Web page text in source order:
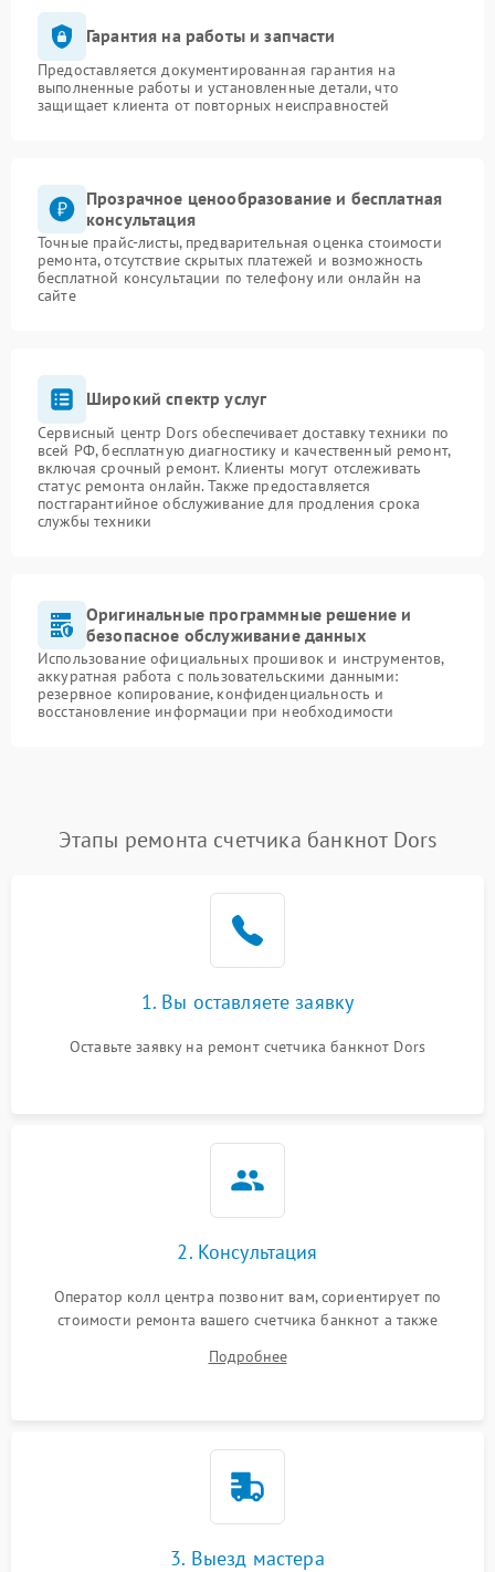
Гарантия на работы и запчасти
Предоставляется документированная гарантия на
выполненные работы и установленные детали, что
защищает клиента от повторных неисправностей
Прозрачное ценообразование и бесплатная
консультация
Точные прайс-листы, предварительная оценка стоимости
ремонта, отсутствие скрытых платежей и возможность
бесплатной консультации по телефону или онлайн на
сайте
Широкий спектр услуг
Сервисный центр Dors обеспечивает доставку техники по
всей РФ, бесплатную диагностику и качественный ремонт,
включая срочный ремонт. Клиенты могут отслеживать
статус ремонта онлайн. Также предоставляется
постгарантийное обслуживание для продления срока
службы техники
Оригинальные программные решение и
безопасное обслуживание данных
Использование официальных прошивок и инструментов,
аккуратная работа с пользовательскими данными:
резервное копирование, конфиденциальность и
восстановление информации при необходимости
Этапы ремонта счетчика банкнот Dors
1. Вы оставляете заявку
Оставьте заявку на ремонт счетчика банкнот Dors
2. Консультация
Оператор колл центра позвонит вам, сориентирует по
стоимости ремонта вашего счетчика банкнот а также
Подробнее
3. Выезд мастера